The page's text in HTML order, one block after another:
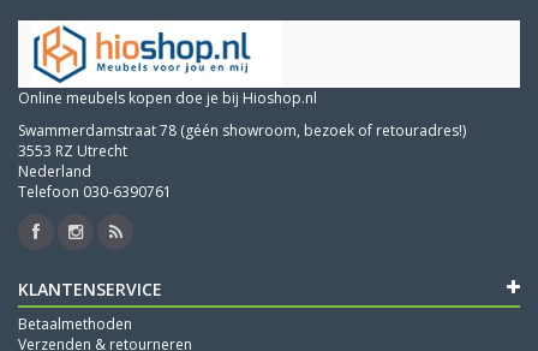
Online meubels kopen doe je bij Hioshop.nl
Swammerdamstraat 78 (géén showroom, bezoek of retouradres!)
3553 RZ Utrecht
Nederland
Telefoon 030-6390761
KLANTENSERVICE
Betaalmethoden
Verzenden & retourneren